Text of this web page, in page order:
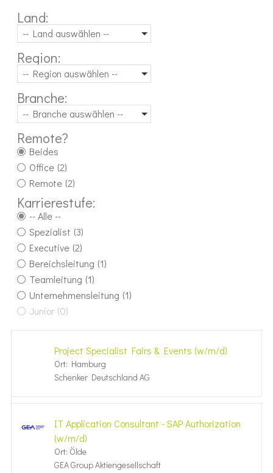
Land:
-- Land auswählen --
Region:
-- Region auswählen --
Branche:
-- Branche auswählen --
Remote?
Beides
Office (2)
Remote (2)
Karrierestufe:
-- Alle --
Spezialist (3)
Executive (2)
Bereichsleitung (1)
Teamleitung (1)
Unternehmensleitung (1)
Junior (0)
Project Specialist Fairs & Events (w/m/d)
Ort: Hamburg
Schenker Deutschland AG
IT Application Consultant - SAP Authorization
(w/m/d)
Ort: Ölde
GEA Group Aktiengesellschaft